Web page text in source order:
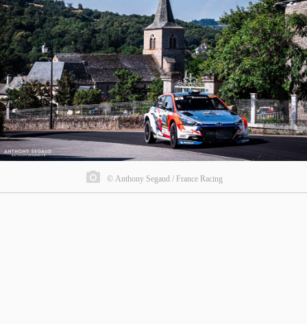
© Anthony Segaud / France Racing